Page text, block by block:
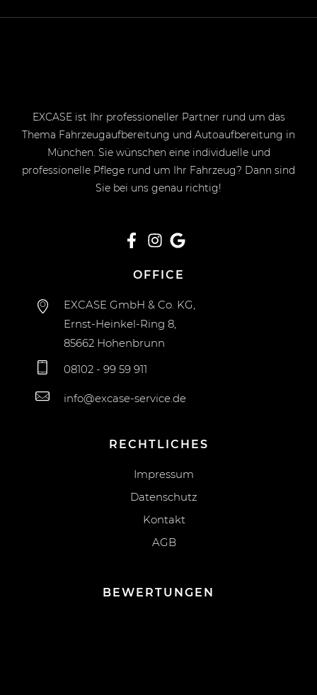
EXCASE ist Ihr professioneller Partner rund um das
Thema Fahrzeugaufbereitung und Autoaufbereitung in
München. Sie wünschen eine individuelle und
professionelle Pflege rund um Ihr Fahrzeug? Dann sind
Sie bei uns genau richtig!
OFFICE
EXCASE GmbH & Co. KG,
Ernst-Heinkel-Ring 8,
85662 Hohenbrunn
08102 - 99 59 911
info@excase-service.de
RECHTLICHES
Impressum
Datenschutz
Kontakt
AGB
BEWERTUNGEN